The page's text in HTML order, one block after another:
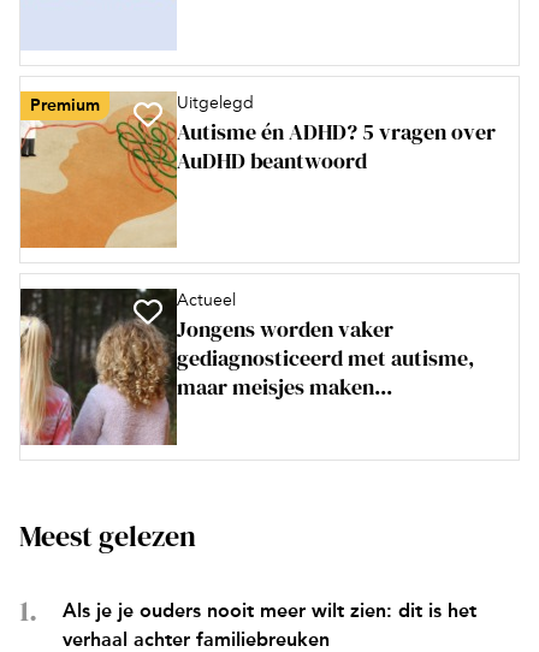
Premium Uitgelegd
Autisme én ADHD? 5 vragen over
AuDHD beantwoord
Actueel
Jongens worden vaker
gediagnosticeerd met autisme,
maar meisjes maken...
Meest gelezen
Als je je ouders nooit meer wilt zien: dit is het
verhaal achter familiebreuken